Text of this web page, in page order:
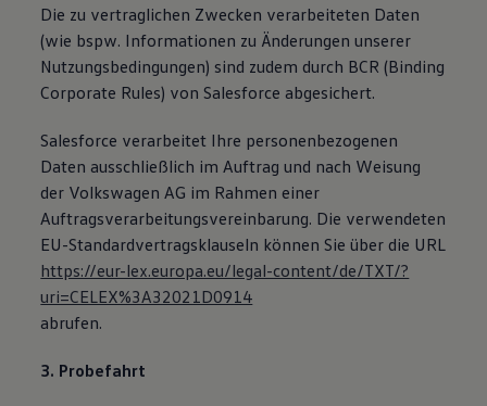
Die zu vertraglichen Zwecken verarbeiteten Daten
(wie bspw. Informationen zu Änderungen unserer
Nutzungsbedingungen) sind zudem durch BCR (Binding
Corporate Rules) von Salesforce abgesichert.
Salesforce verarbeitet Ihre personenbezogenen
Daten ausschließlich im Auftrag und nach Weisung
der Volkswagen AG im Rahmen einer
Auftragsverarbeitungsvereinbarung. Die verwendeten
EU-Standardvertragsklauseln können Sie über die URL
https://eur-lex.europa.eu/legal-content/de/TXT/?
uri=CELEX%3A32021D0914
abrufen.
3. Probefahrt